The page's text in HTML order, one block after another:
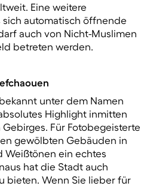
Eine weitere
sich automatisch öffnende
auch von Nicht-Muslimen
betreten werden.
unter dem Namen
absolutes Highlight inmitten
Für Fotobegeisterte
gewölbten Gebäuden in
Weißtönen ein echtes
hat die Stadt auch
bieten. Wenn Sie lieber für